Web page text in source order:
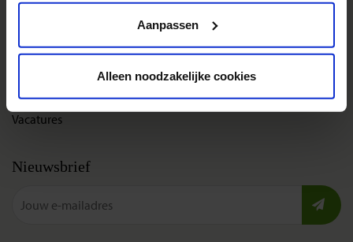
Aanpassen
Alleen noodzakelijke cookies
Privacybeleid
Cookies instellingen
Disclaimer & copyright
Vacatures
Nieuwsbrief